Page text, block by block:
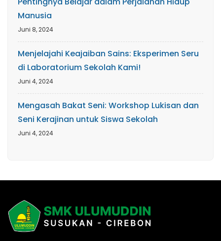
Manusia
Juni 8, 2024
Menjelajahi Keajaiban Sains: Eksperimen Seru
di Laboratorium Sekolah Kami!
Juni 4, 2024
Mengasah Bakat Seni: Workshop Lukisan dan
Seni Kerajinan untuk Siswa Sekolah
Juni 4, 2024